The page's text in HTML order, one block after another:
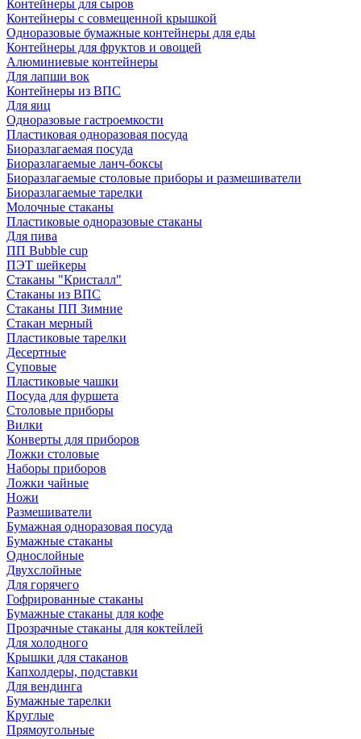
Контейнеры для сыров
Контейнеры с совмещенной крышкой
Одноразовые бумажные контейнеры для еды
Контейнеры для фруктов и овощей
Алюминиевые контейнеры
Для лапши вок
Контейнеры из ВПС
Для яиц
Одноразовые гастроемкости
Пластиковая одноразовая посуда
Биоразлагаемая посуда
Биоразлагаемые ланч-боксы
Биоразлагаемые столовые приборы и размешиватели
Биоразлагаемые тарелки
Молочные стаканы
Пластиковые одноразовые стаканы
Для пива
ПП Bubble cup
ПЭТ шейкеры
Стаканы "Кристалл"
Стаканы из ВПС
Стаканы ПП Зимние
Стакан мерный
Пластиковые тарелки
Десертные
Суповые
Пластиковые чашки
Посуда для фуршета
Столовые приборы
Вилки
Конверты для приборов
Ложки столовые
Наборы приборов
Ложки чайные
Ножи
Размешиватели
Бумажная одноразовая посуда
Бумажные стаканы
Однослойные
Двухслойные
Для горячего
Гофрированные стаканы
Бумажные стаканы для кофе
Прозрачные стаканы для коктейлей
Для холодного
Крышки для стаканов
Капхолдеры, подставки
Для вендинга
Бумажные тарелки
Круглые
Прямоугольные